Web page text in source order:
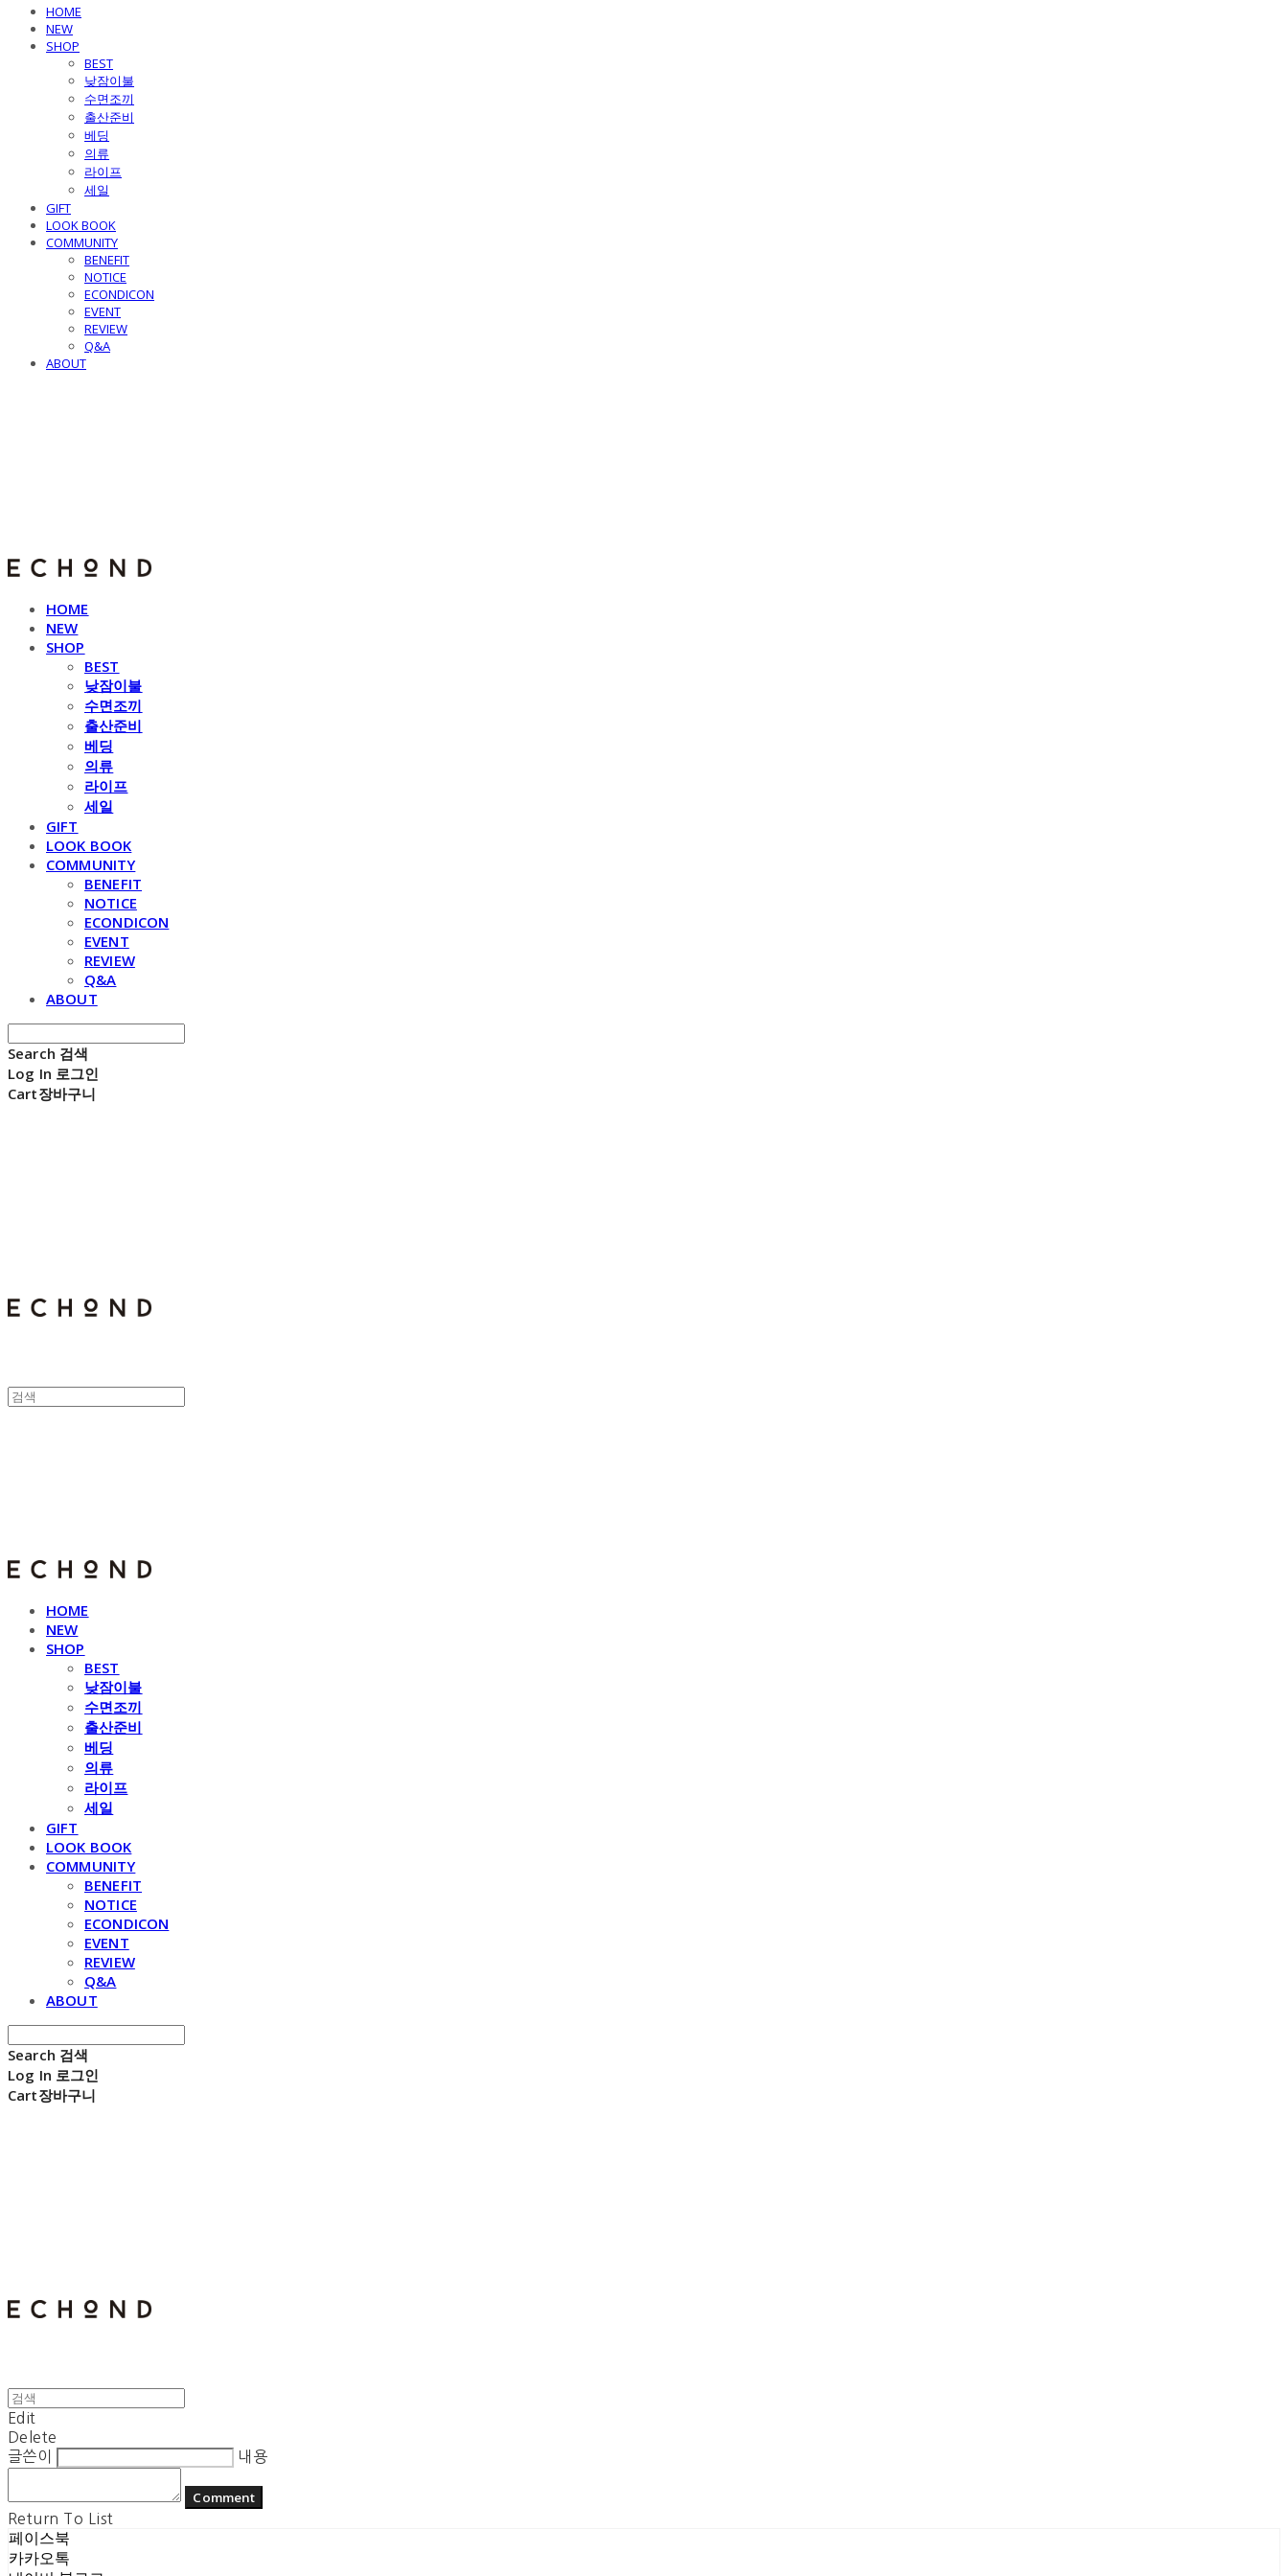
HOME
NEW
SHOP
BEST
낮잠이불
수면조끼
출산준비
베딩
의류
라이프
세일
GIFT
LOOK BOOK
COMMUNITY
BENEFIT
NOTICE
ECONDICON
EVENT
REVIEW
Q&A
ABOUT
HOME
NEW
SHOP
BEST
낮잠이불
수면조끼
출산준비
베딩
의류
라이프
세일
GIFT
LOOK BOOK
COMMUNITY
BENEFIT
NOTICE
ECONDICON
EVENT
REVIEW
Q&A
ABOUT
Search 검색
Log In 로그인
Cart장바구니
HOME
NEW
SHOP
BEST
낮잠이불
수면조끼
출산준비
베딩
의류
라이프
세일
GIFT
LOOK BOOK
COMMUNITY
BENEFIT
NOTICE
ECONDICON
EVENT
REVIEW
Q&A
ABOUT
Search 검색
Log In 로그인
Cart장바구니
Edit
Delete
글쓴이
내용
Comment
Return To List
페이스북
카카오톡